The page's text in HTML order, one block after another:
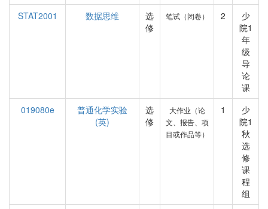
STAT2001
数据思维
选
修
笔试（闭卷） 2
少
院1
年
级
导
论
课
019080e
普通化学实验
(英)
选
修
大作业（论
文、报告、项
目或作品等）
1
少
院1
秋
选
修
课
程
组